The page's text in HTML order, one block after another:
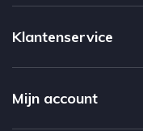
Klantenservice
Mijn account